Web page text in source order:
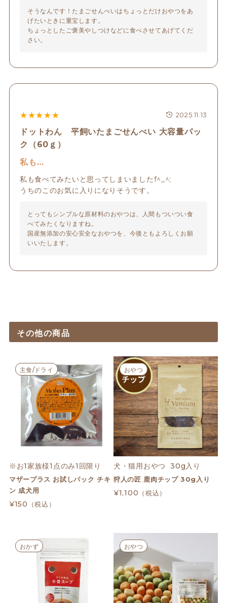
そうなんです！たまごせんべいはちょっとだけおやつをあ
げたいときに重宝します。
ちょっとしたご褒美やしつけなどに食べさせてあげてくだ
さい。
2025.11.13
ドットわん 平飼いたまごせんべい 大容量パッ
ク（60ｇ）
★★★★★
私も…
私も食べてみたいと思ってしまいましたf^_^;
うちのこのお気に入りになりそうです。
とってもシンプルな原材料のおやつは、人間もついつい食
べてみたくなりますね。
国産無添加の安心安全なおやつを、今後ともよろしくお願
いいたします。
その他の商品
主食/ドライ
※お1家族様1点のみ1回限り
マザープラス お試しパック チキ
ン 成犬用
¥150 （税込）
おやつ
犬・猫用おやつ  30g入り
狩人の匠 鹿肉チップ 30g入り
¥1,100 （税込）
おかず おやつ